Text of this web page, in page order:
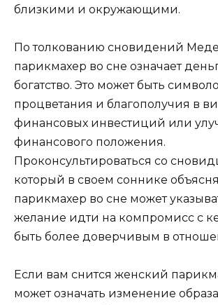
близкими и окружающими.
По толкованию сновидений
парикмахер во сне означает
богатство. Это может быть
процветания и благополучия в
финансовых инвестиций или
финансового положения.
Проконсультироваться со
который в своем соннике
парикмахер во сне может
желание идти на компромисс с
быть более доверчивым в
Если вам снится женский
может означать изменение